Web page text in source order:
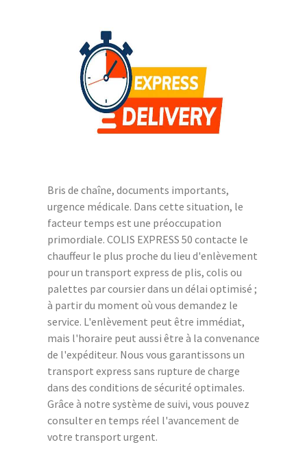
Bris de chaîne, documents importants,
urgence médicale. Dans cette situation, le
facteur temps est une préoccupation
primordiale. COLIS EXPRESS 50 contacte le
chauffeur le plus proche du lieu d'enlèvement
pour un transport express de plis, colis ou
palettes par coursier dans un délai optimisé ;
à partir du moment où vous demandez le
service. L'enlèvement peut être immédiat,
mais l'horaire peut aussi être à la convenance
de l'expéditeur. Nous vous garantissons un
transport express sans rupture de charge
dans des conditions de sécurité optimales.
Grâce à notre système de suivi, vous pouvez
consulter en temps réel l'avancement de
votre transport urgent.